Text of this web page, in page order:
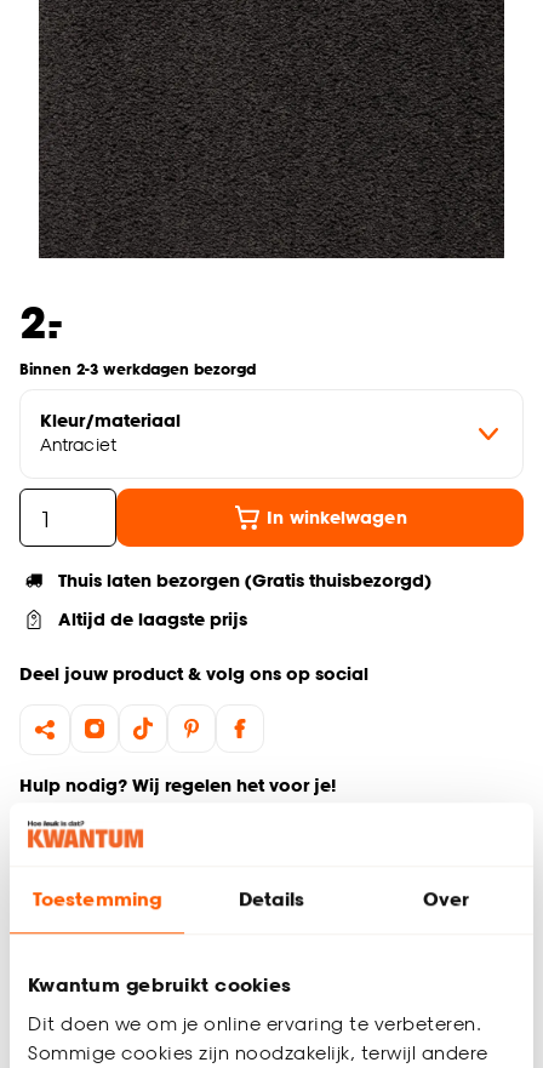
Toestemming Details Over
Kwantum gebruikt cookies
Dit doen we om je online ervaring te verbeteren.
Sommige cookies zijn noodzakelijk, terwijl andere
2.
-
Binnen 2-3 werkdagen bezorgd
Kleur/materiaal
Antraciet
In winkelwagen
Thuis laten bezorgen (Gratis thuisbezorgd)
Altijd de laagste prijs
Deel jouw product & volg ons op social
Hulp nodig? Wij regelen het voor je!
Productomschrijving
interieur past? Bestel vrijblijvend één of meerdere kleurstalen
Zo ben je 100% zeker van de juiste keuze. De kleurstalen
worden binnen 2 à 3 werkdagen thuisbezorgd en passen